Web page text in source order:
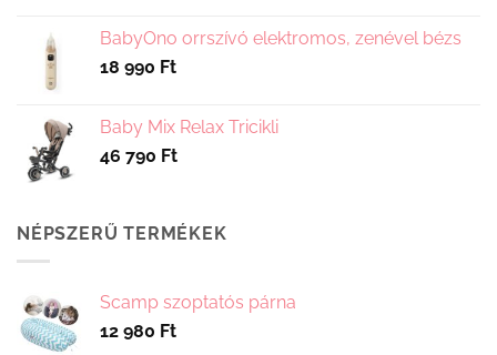
BabyOno orrszívó elektromos, zenével bézs
18 990 Ft
Baby Mix Relax Tricikli
46 790 Ft
NÉPSZERŰ TERMÉKEK
Scamp szoptatós párna
12 980 Ft